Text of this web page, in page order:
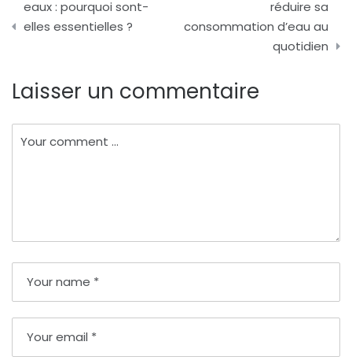
de
l’article
eaux : pourquoi sont-
elles essentielles ?
réduire sa
consommation d’eau au
quotidien
Laisser un commentaire